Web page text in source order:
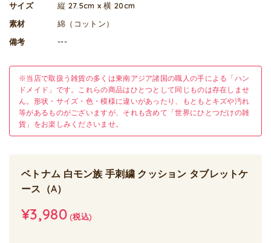
サイズ
縦 27.5cm x 横 20cm
素材
綿（コットン）
備考
---
※当店で取扱う雑貨の多くは東南アジア諸国の職人の手による「ハン
ドメイド」です。これらの商品はひとつとして同じものは存在しませ
ん。形状・サイズ・色・模様に違いがあったり、もともとキズや汚れ
等があるものがございますが、それも含めて「世界にひとつだけの雑
貨」をお楽しみくださいませ。
ベトナム 白モン族 手刺繍 クッション タブレットケ
ース（A）
¥3,980(税込)